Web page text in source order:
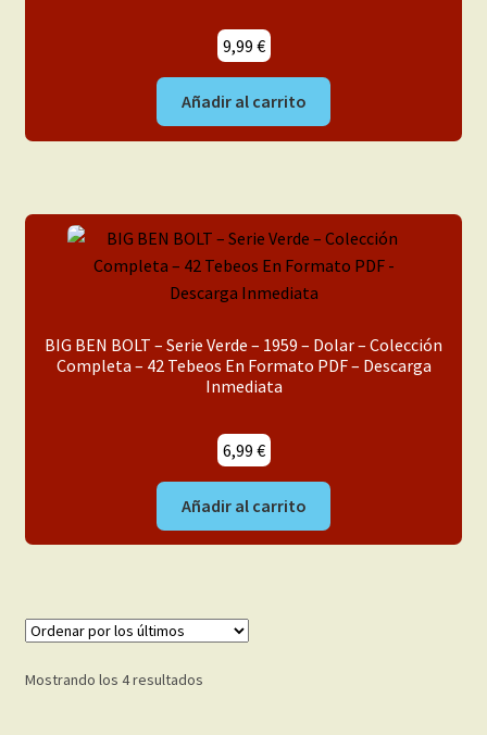
9,99 €
Añadir al carrito
BIG BEN BOLT – Serie Verde – 1959 – Dolar – Colección
Completa – 42 Tebeos En Formato PDF – Descarga
Inmediata
6,99 €
Añadir al carrito
Mostrando los 4 resultadosOrdenado